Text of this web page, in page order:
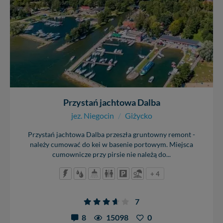
Przystań jachtowa Dalba
jez. Niegocin / Giżycko
Przystań jachtowa Dalba przeszła gruntowny remont -
należy cumować do kei w basenie portowym. Miejsca
cumownicze przy pirsie nie należą do...
+ 4
7
8
15098 0
zrobić za Ciebie.
Dziękujemy, i życzmy miłego odkrywania Mazur na
nowo...